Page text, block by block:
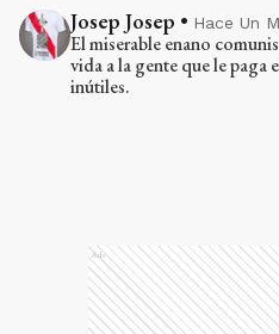
Josep Josep • Hace Un
El miserable enano
vida a la gente que le paga
inútiles.
Ads